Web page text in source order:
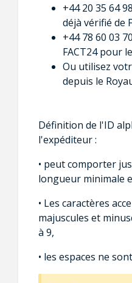
+44 20 35 64
déjà vérifié de
+44 78 60 03
FACT24 pour
Ou utilisez
depuis le
Définition de l'ID
l'expéditeur :
• peut comporter
longueur minimale
• Les caractères
majuscules et
à 9,
• les espaces ne